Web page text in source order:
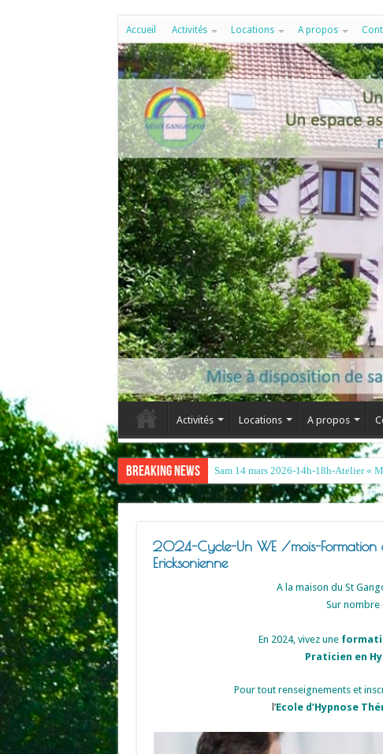
Accueil Activités Locations A propos
Activités Locations A propos
Breaking News
2024-Cycle-Un WE /mois-Formation
Ericksonienne
A la maison du St
Sur nombre
En 2024, vivez une
Praticien en
Pour tout renseignements et
l’Ecole d’Hypnose